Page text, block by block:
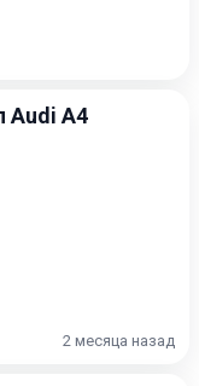
Audi A4
2 месяца назад